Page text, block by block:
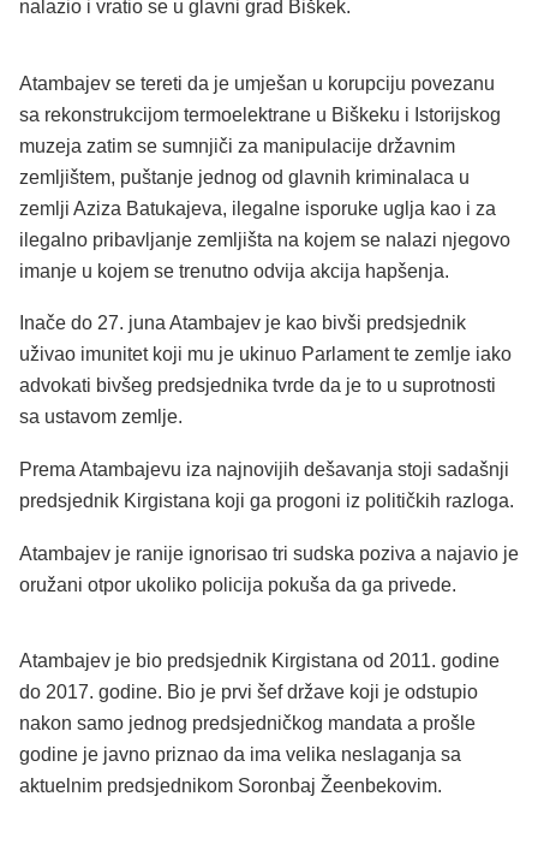
nalazio i vratio se u glavni grad Biškek.
Atambajev se tereti da je umješan u korupciju povezanu
sa rekonstrukcijom termoelektrane u Biškeku i Istorijskog
muzeja zatim se sumnjiči za manipulacije državnim
zemljištem, puštanje jednog od glavnih kriminalaca u
zemlji Aziza Batukajeva, ilegalne isporuke uglja kao i za
ilegalno pribavljanje zemljišta na kojem se nalazi njegovo
imanje u kojem se trenutno odvija akcija hapšenja.
Inače do 27. juna Atambajev je kao bivši predsjednik
uživao imunitet koji mu je ukinuo Parlament te zemlje iako
advokati bivšeg predsjednika tvrde da je to u suprotnosti
sa ustavom zemlje.
Prema Atambajevu iza najnovijih dešavanja stoji sadašnji
predsjednik Kirgistana koji ga progoni iz političkih razloga.
Atambajev je ranije ignorisao tri sudska poziva a najavio je
oružani otpor ukoliko policija pokuša da ga privede.
Atambajev je bio predsjednik Kirgistana od 2011. godine
do 2017. godine. Bio je prvi šef države koji je odstupio
nakon samo jednog predsjedničkog mandata a prošle
godine je javno priznao da ima velika neslaganja sa
aktuelnim predsjednikom Soronbaj Žeenbekovim.